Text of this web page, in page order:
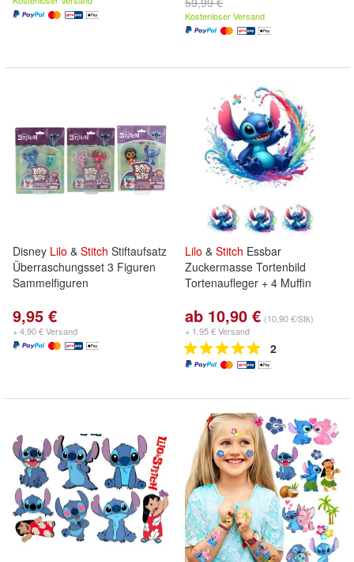
Kostenloser Versand
Disney Lilo & Stitch Stiftaufsatz
Überraschungsset 3 Figuren
Sammelfiguren
9,95 €
+ 4,90 € Versand
Lilo & Stitch Essbar
Zuckermasse Tortenbild
Tortenaufleger + 4 Muffin
ab 10,90 € (10,90 €/Stk)
+ 1,95 € Versand
2